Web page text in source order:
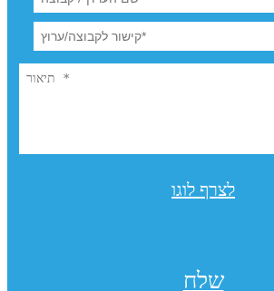
לצרף לוגו
שלח